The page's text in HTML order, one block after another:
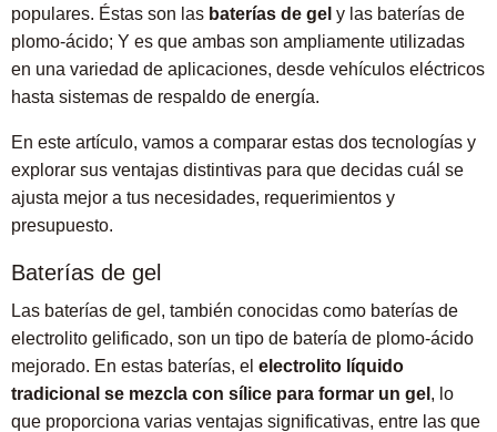
populares. Éstas son las baterías de gel y las baterías de
plomo-ácido; Y es que ambas son ampliamente utilizadas
en una variedad de aplicaciones, desde vehículos eléctricos
hasta sistemas de respaldo de energía.
En este artículo, vamos a comparar estas dos tecnologías y
explorar sus ventajas distintivas para que decidas cuál se
ajusta mejor a tus necesidades, requerimientos y
presupuesto.
Baterías de gel
Las baterías de gel, también conocidas como baterías de
electrolito gelificado, son un tipo de batería de plomo-ácido
mejorado. En estas baterías, el electrolito líquido
tradicional se mezcla con sílice para formar un gel , lo
que proporciona varias ventajas significativas, entre las que